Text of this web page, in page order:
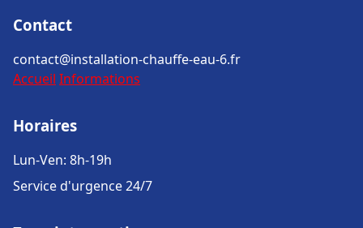
Contact
contact@installation-chauffe-eau-6.fr
Accueil Informations
Horaires
Lun-Ven: 8h-19h
Service d'urgence 24/7